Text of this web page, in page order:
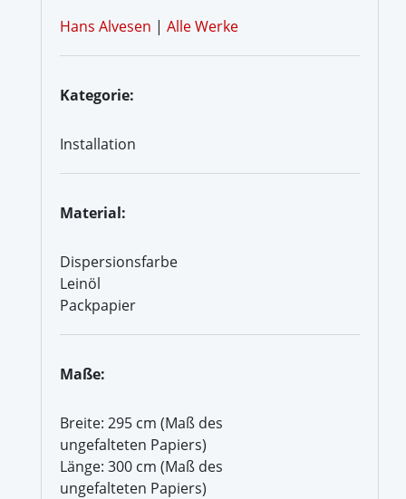
Hans Alvesen | Alle Werke
Kategorie:
Installation
Material:
Dispersionsfarbe
Leinöl
Packpapier
Maße:
Breite: 295 cm (Maß des
ungefalteten Papiers)
Länge: 300 cm (Maß des
ungefalteten Papiers)